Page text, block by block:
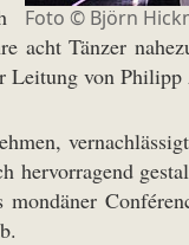
Foto © Björn
acht Tänzer
Leitung von Philipp